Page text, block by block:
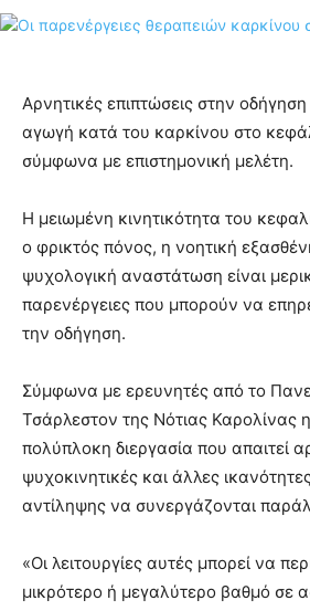
Αρνητικές επιπτώσεις στην
αγωγή κατά του καρκίνου στο
σύμφωνα με επιστημονική μελέτη.
Η μειωμένη κινητικότητα του
ο φρικτός πόνος, η νοητική
ψυχολογική αναστάτωση είναι
παρενέργειες που μπορούν να
την οδήγηση.
Σύμφωνα με ερευνητές από το
Τσάρλεστον της Νότιας Καρολίνας
πολύπλοκη διεργασία που απαιτεί
ψυχοκινητικές και άλλες
αντίληψης να συνεργάζονται
«Οι λειτουργίες αυτές μπορεί να
μικρότερο ή μεγαλύτερο βαθμό σε